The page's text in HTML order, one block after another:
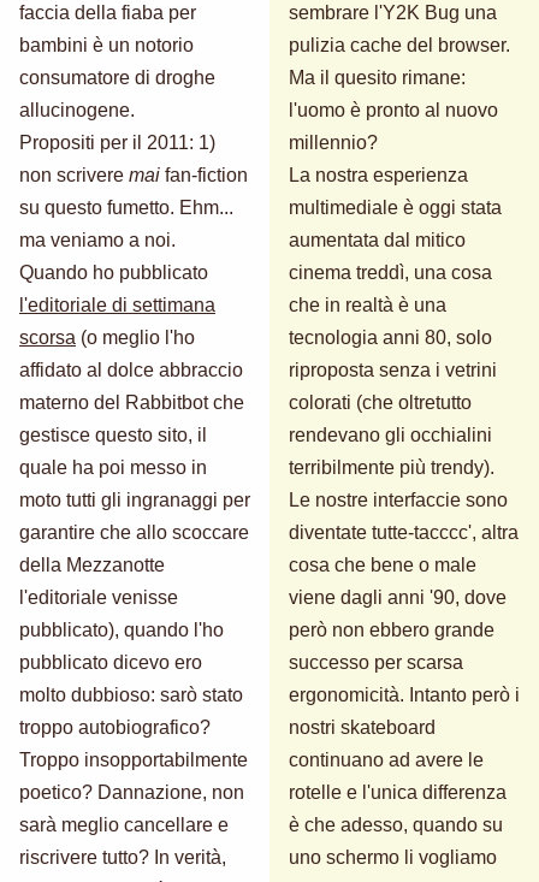
faccia della fiaba per
bambini è un notorio
consumatore di droghe
allucinogene.
Propositi per il 2011: 1)
non scrivere mai fan-fiction
su questo fumetto. Ehm...
ma veniamo a noi.
Quando ho pubblicato
l'editoriale di settimana
scorsa (o meglio l'ho
affidato al dolce abbraccio
materno del Rabbitbot che
gestisce questo sito, il
quale ha poi messo in
moto tutti gli ingranaggi per
garantire che allo scoccare
della Mezzanotte
l'editoriale venisse
pubblicato), quando l'ho
pubblicato dicevo ero
molto dubbioso: sarò stato
troppo autobiografico?
Troppo insopportabilmente
poetico? Dannazione, non
sarà meglio cancellare e
riscrivere tutto? In verità,
sembrare l'Y2K Bug una
pulizia cache del browser.
Ma il quesito rimane:
l'uomo è pronto al nuovo
millennio?
La nostra esperienza
multimediale è oggi stata
aumentata dal mitico
cinema treddì, una cosa
che in realtà è una
tecnologia anni 80, solo
riproposta senza i vetrini
colorati (che oltretutto
rendevano gli occhialini
terribilmente più trendy).
Le nostre interfaccie sono
diventate tutte-tacccc', altra
cosa che bene o male
viene dagli anni '90, dove
però non ebbero grande
successo per scarsa
ergonomicità. Intanto però i
nostri skateboard
continuano ad avere le
rotelle e l'unica differenza
è che adesso, quando su
uno schermo li vogliamo